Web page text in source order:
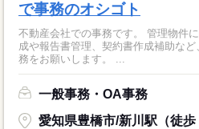
で事務のオシゴト
不動産会社での事務です。 管理物件
成や報告書管理、契約書作成補助な
務をお願いします。 ...
一般事務・OA事務
愛知県豊橋市/新川駅（徒歩